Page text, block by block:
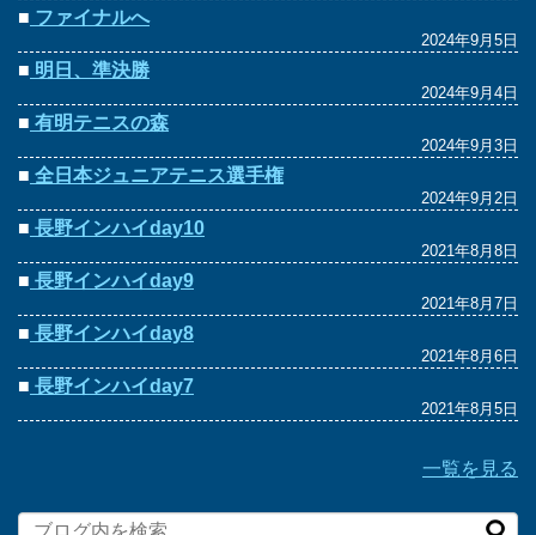
■ ファイナルへ
2024年9月5日
■ 明日、準決勝
2024年9月4日
■ 有明テニスの森
2024年9月3日
■ 全日本ジュニアテニス選手権
2024年9月2日
■ 長野インハイday10
2021年8月8日
■ 長野インハイday9
2021年8月7日
■ 長野インハイday8
2021年8月6日
■ 長野インハイday7
2021年8月5日
一覧を見る